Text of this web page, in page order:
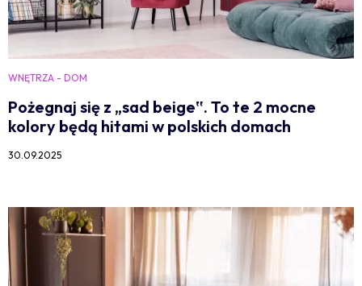
WNĘTRZA - DOM
Pożegnaj się z „sad beige‟. To te 2 mocne
kolory będą hitami w polskich domach
30.09.2025